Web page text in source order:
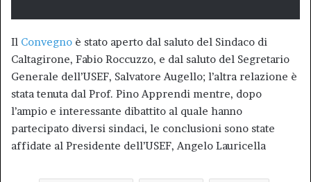
Il Convegno è stato aperto dal saluto del Sindaco di
Caltagirone, Fabio Roccuzzo, e dal saluto del Segretario
Generale dell’USEF, Salvatore Augello; l’altra relazione è
stata tenuta dal Prof. Pino Apprendi mentre, dopo
l’ampio e interessante dibattito al quale hanno
partecipato diversi sindaci, le conclusioni sono state
affidate al Presidente dell’USEF, Angelo Lauricella